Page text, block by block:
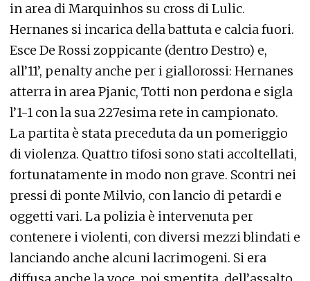
in area di Marquinhos su cross di Lulic.
Hernanes si incarica della battuta e calcia fuori.
Esce De Rossi zoppicante (dentro Destro) e,
all’11’, penalty anche per i giallorossi: Hernanes
atterra in area Pjanic, Totti non perdona e sigla
l’1-1 con la sua 227esima rete in campionato.
La partita è stata preceduta da un pomeriggio
di violenza. Quattro tifosi sono stati accoltellati,
fortunatamente in modo non grave. Scontri nei
pressi di ponte Milvio, con lancio di petardi e
oggetti vari. La polizia è intervenuta per
contenere i violenti, con diversi mezzi blindati e
lanciando anche alcuni lacrimogeni. Si era